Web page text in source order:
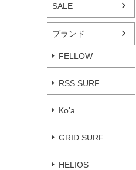
SALE
ブランド
FELLOW
RSS SURF
Ko'a
GRID SURF
HELIOS